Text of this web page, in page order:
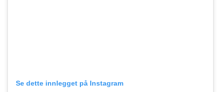
Se dette innlegget på Instagram